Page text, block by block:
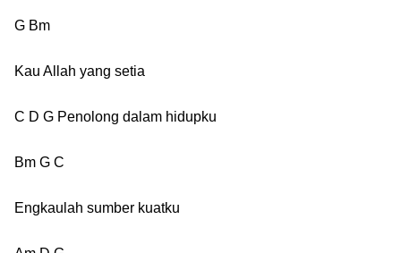
G Bm
Kau Allah yang setia
C D G Penolong dalam hidupku
Bm G C
Engkaulah sumber kuatku